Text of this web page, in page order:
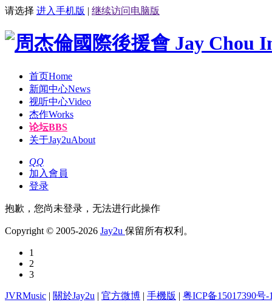
请选择 进入手机版 | 继续访问电脑版
首页Home
新闻中心News
视听中心Video
杰作Works
论坛BBS
关于Jay2uAbout
QQ
加入會員
登录
抱歉，您尚未登录，无法进行此操作
Copyright © 2005-2026 Jay2u 保留所有权利。
1
2
3
JVRMusic | 關於Jay2u | 官方微博 | 手機版 | 粤ICP备15017390号-